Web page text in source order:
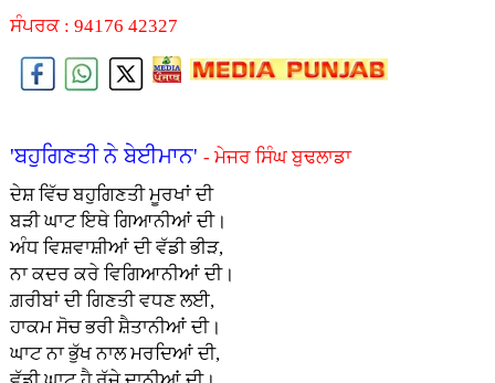
ਸੰਪਰਕ : 94176 42327
'ਬਹੁਗਿਣਤੀ ਨੇ ਬੇਈਮਾਨ' - ਮੇਜਰ ਸਿੰਘ ਬੁਢਲਾਡਾ
ਦੇਸ਼ ਵਿੱਚ ਬਹੁਗਿਣਤੀ ਮੂਰਖਾਂ ਦੀ
ਬੜੀ ਘਾਟ ਇਥੇ ਗਿਆਨੀਆਂ ਦੀ।
ਅੰਧ ਵਿਸ਼ਵਾਸ਼ੀਆਂ ਦੀ ਵੱਡੀ ਭੀੜ,
ਨਾ ਕਦਰ ਕਰੇ ਵਿਗਿਆਨੀਆਂ ਦੀ।
ਗ਼ਰੀਬਾਂ ਦੀ ਗਿਣਤੀ ਵਧਣ ਲਈ,
ਹਾਕਮ ਸੋਚ ਭਰੀ ਸ਼ੈਤਾਨੀਆਂ ਦੀ।
ਘਾਟ ਨਾ ਭੁੱਖ ਨਾਲ ਮਰਦਿਆਂ ਦੀ,